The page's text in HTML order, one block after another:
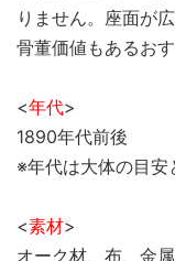
りません。座面が
骨董価値もあるお
<年代>
1890年代前後
※年代は大体の目安
<素材>
オーク材、布、金